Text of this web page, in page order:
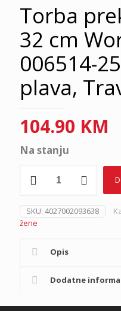
Torba
32 cm
006514-
plava,
104.90 KM
Na stanju
32
cm
Workfloow,
Travelite
SKU: 4027002093638
žene
Opis
Dodatne